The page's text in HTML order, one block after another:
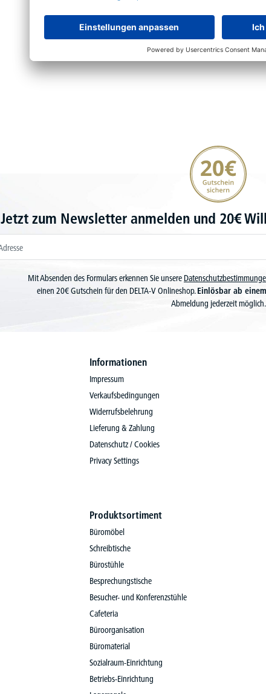
20€ Gutschein sichern
Jetzt zum Newsletter anmelden und 20€
Mit Absenden des Formulars erkennen Sie unsere
einen 20€ Gutschein für den DELTA-V Onlineshop.Einlösbar ab
Abmeldung jederzeit möglich.
Informationen
Impressum
Verkaufsbedingungen
Widerrufsbelehrung
Lieferung & Zahlung
Datenschutz / Cookies
Privacy Settings
Produktsortiment
Büromöbel
Schreibtische
Bürostühle
Besprechungstische
Besucher- und Konferenzstühle
Cafeteria
Büroorganisation
Büromaterial
Sozialraum-Einrichtung
Betriebs-Einrichtung